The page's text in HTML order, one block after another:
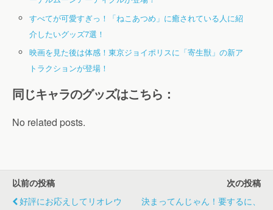
すべてが可愛すぎっ！「ねこあつめ」に癒されている人に紹
介したいグッズ7選！
映画を見た後は体感！東京ジョイポリスに「寄生獣」の新ア
トラクションが登場！
同じキャラのグッズはこちら：
No related posts.
以前の投稿
好評にお応えしてリオレウ
次の投稿
決まってんじゃん！要するに、